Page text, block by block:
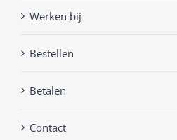
Werken bij
Bestellen
Betalen
Contact